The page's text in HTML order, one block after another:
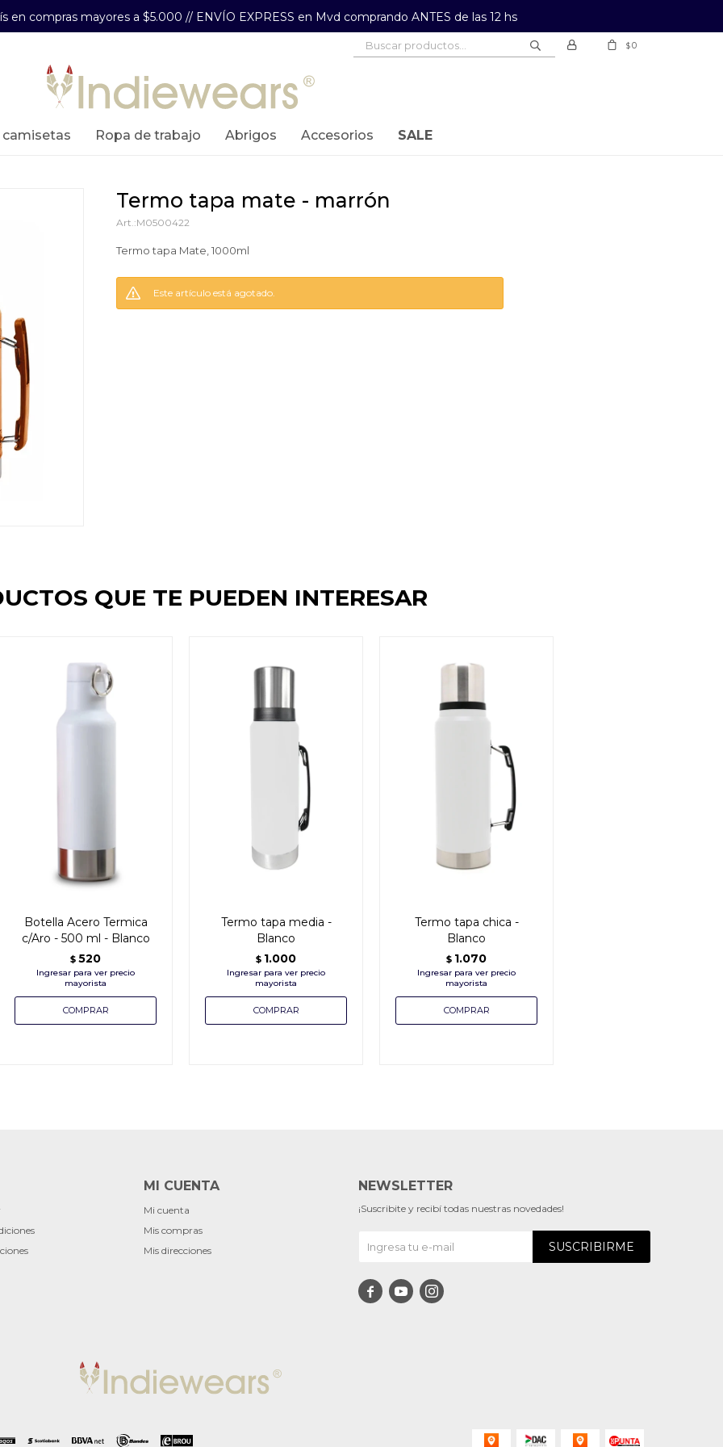
en compras mayores a $5.000 // ENVÍO EXPRESS en Mvd comprando ANTES de las 12 hs
camisetas ropa de trabajo abrigos accesorios SALE
$0
termo tapa mate - marrón
M0500422
Termo tapa Mate, 1000ml
Este artículo está agotado.
QUE TE PUEDEN INTERESAR
Botella Acero Termica
c/Aro - 500 ml - Blanco
$ 520
Termo tapa media -
Blanco
$ 1.000
Termo tapa chica -
Blanco
$ 1.070
MI CUENTA
Mi cuenta
Mis compras
Mis direcciones
NEWSLETTER
¡Suscribite y recibí todas nuestras novedades!
SUSCRIBIRME
  